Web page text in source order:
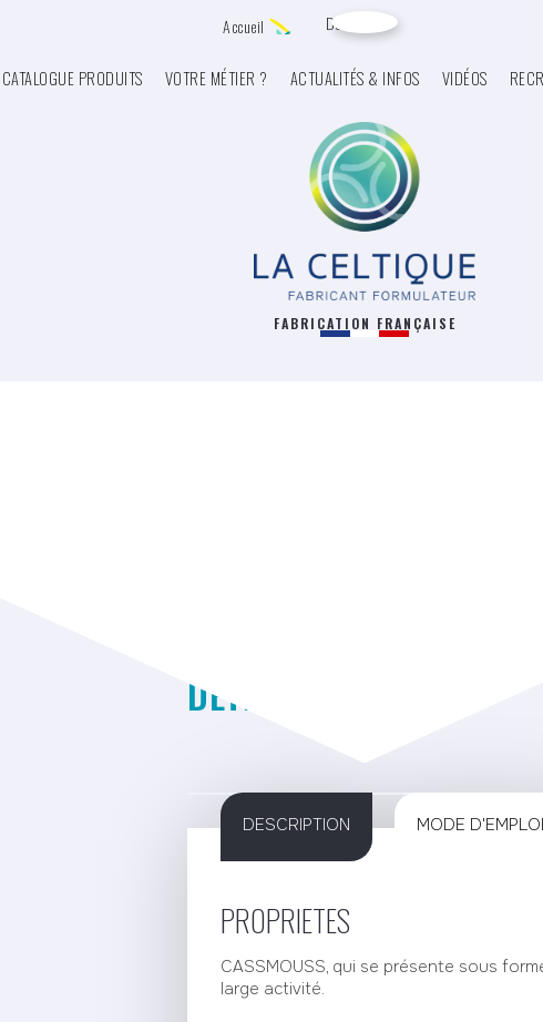
FABRICATION FRANÇAISE
Accueil Devis
CATALOGUE PRODUITS VOTRE MÉTIER ? ACTUALITÉS & INFOS VIDÉOS
DESTRUCTEURS DE
DÉTERGENTES
DESCRIPTION MODE D'EMPLOI
PROPRIETES
CASSMOUSS, qui se présente sous
large activité.